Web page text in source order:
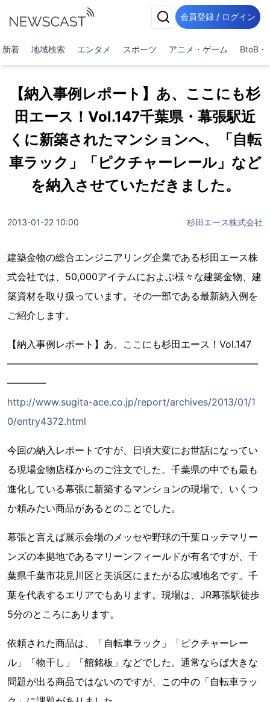
会員登録 / ログイン
新着 地域検索 エンタメ スポーツ アニメ・ゲーム BtoB・
【納入事例レポート】あ、ここにも杉
田エース！Vol.147千葉県・幕張駅近
くに新築されたマンションへ、「自転
車ラック」「ピクチャーレール」など
を納入させていただきました。
2013-01-22 10:00 杉田エース株式会社
建築金物の総合エンジニアリング企業である杉田エース株
式会社では、50,000アイテムにおよぶ様々な建築金物、建
築資材を取り扱っています。その一部である最新納入例を
ご紹介します。
【納入事例レポート】あ、ここにも杉田エース！Vol.147
――――――――――――――――――――――――――
――――
http://www.sugita-ace.co.jp/report/archives/2013/01/1
0/entry4372.html
今回の納入レポートですが、日頃大変にお世話になってい
る現場金物店様からのご注文でした。千葉県の中でも最も
進化している幕張に新築するマンションの現場で、いくつ
か頼みたい商品があるとのことでした。
幕張と言えば展示会場のメッセや野球の千葉ロッテマリー
ンズの本拠地であるマリーンフィールドが有名ですが、千
葉県千葉市花見川区と美浜区にまたがる広域地名です。千
葉を代表するエリアでもあります。現場は、JR幕張駅徒歩
5分のところにあります。
依頼された商品は、「自転車ラック」「ピクチャーレー
ル」「物干し」「館銘板」などでした。通常ならば大きな
問題が出る商品ではないのですが、この中の「自転車ラッ